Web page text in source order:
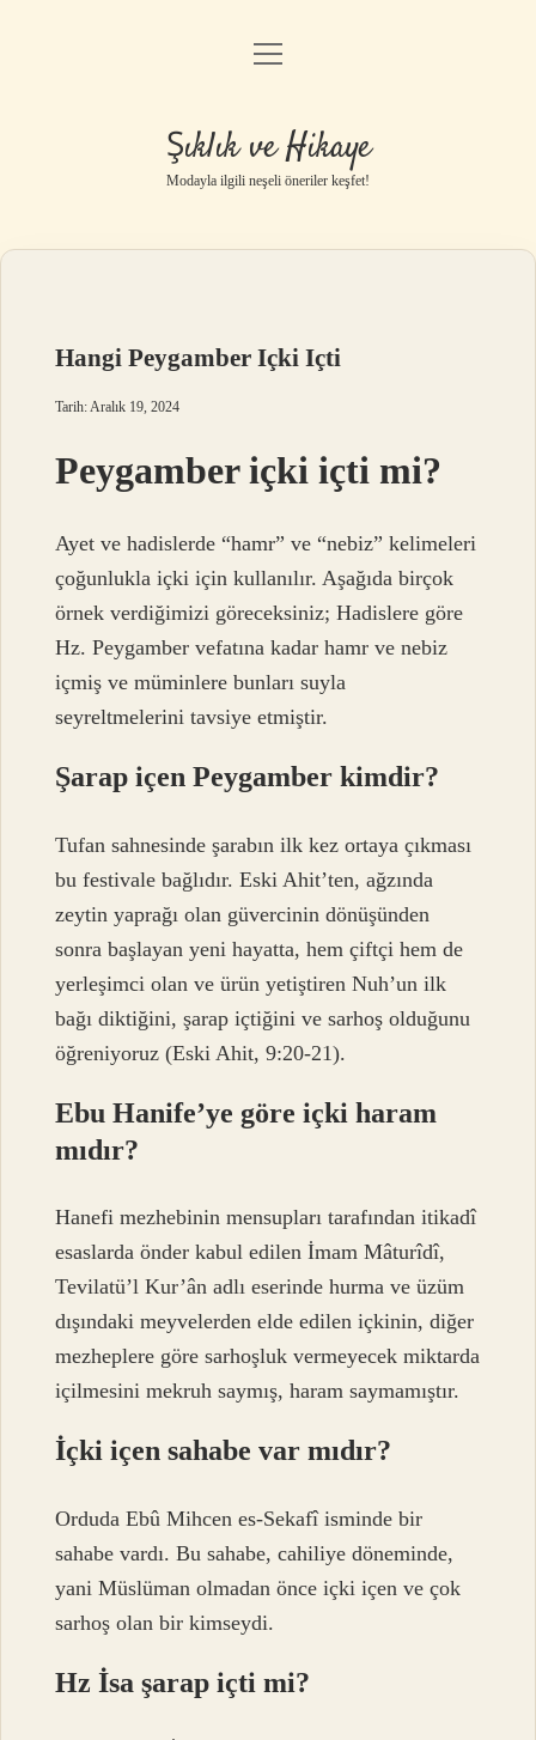
Gizlilik Politikası
Yasal Uyarı
menüyü
Şıklık ve Hikaye
Modayla ilgili neşeli öneriler keşfet!
Hangi Peygamber Içki Içti
Tarih: Aralık 19, 2024
Peygamber içki içti mi?
Ayet ve hadislerde “hamr” ve “nebiz” kelimeleri
çoğunlukla içki için kullanılır. Aşağıda birçok
örnek verdiğimizi göreceksiniz; Hadislere göre
Hz. Peygamber vefatına kadar hamr ve nebiz
içmiş ve müminlere bunları suyla
seyreltmelerini tavsiye etmiştir.
Şarap içen Peygamber kimdir?
Tufan sahnesinde şarabın ilk kez ortaya çıkması
bu festivale bağlıdır. Eski Ahit’ten, ağzında
zeytin yaprağı olan güvercinin dönüşünden
sonra başlayan yeni hayatta, hem çiftçi hem de
yerleşimci olan ve ürün yetiştiren Nuh’un ilk
bağı diktiğini, şarap içtiğini ve sarhoş olduğunu
öğreniyoruz (Eski Ahit, 9:20-21).
Ebu Hanife’ye göre içki haram
mıdır?
Hanefi mezhebinin mensupları tarafından itikadî
esaslarda önder kabul edilen İmam Mâturîdî,
Tevilatü’l Kur’ân adlı eserinde hurma ve üzüm
dışındaki meyvelerden elde edilen içkinin, diğer
mezheplere göre sarhoşluk vermeyecek miktarda
içilmesini mekruh saymış, haram saymamıştır.
İçki içen sahabe var mıdır?
Orduda Ebû Mihcen es-Sekafî isminde bir
sahabe vardı. Bu sahabe, cahiliye döneminde,
yani Müslüman olmadan önce içki içen ve çok
sarhoş olan bir kimseydi.
Hz İsa şarap içti mi?